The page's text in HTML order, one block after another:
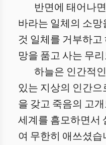
반면에 태어나
바라는 일체의 소
것 일체를 거부하
망을 품고 사는 무
하늘은 인간적
있는 지상의 인간
을 갖고 죽음의 고
세계를 흠모하면서
여 무한히 애쓰셨